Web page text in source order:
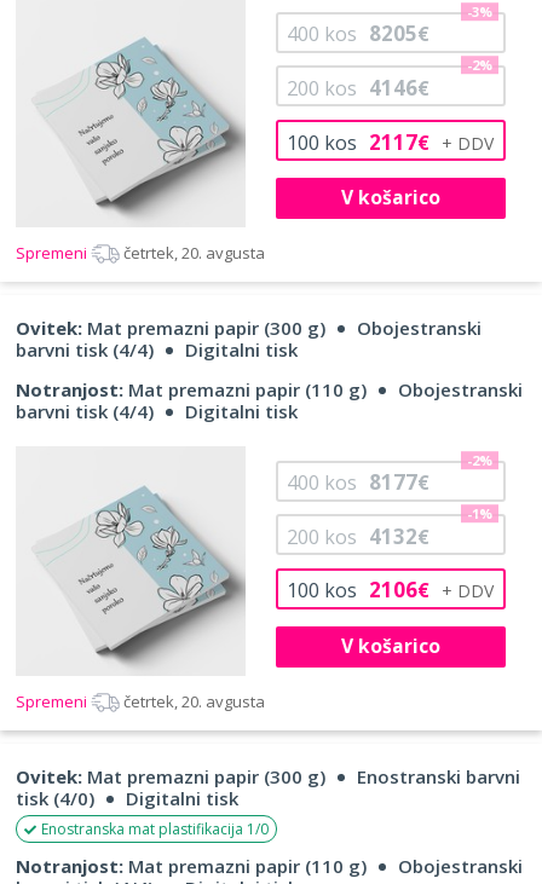
100 kos 2117€
200 kos 4146€
-2%
400 kos 8205€
-3%
V košarico
Spremeni četrtek, 20. avgusta
Ovitek: Mat premazni papir (300 g)
Obojestranski
barvni tisk (4/4)
Digitalni tisk
Notranjost: Mat premazni papir (110 g)
Obojestranski
barvni tisk (4/4)
Digitalni tisk
100 kos 2106€
200 kos 4132€
-1%
400 kos 8177€
-2%
V košarico
Spremeni četrtek, 20. avgusta
Ovitek: Mat premazni papir (300 g)
Enostranski barvni
tisk (4/0)
Digitalni tisk
Enostranska mat plastifikacija 1/0
Notranjost: Mat premazni papir (110 g)
Obojestranski